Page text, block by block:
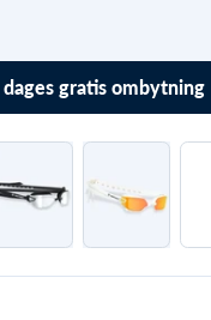
gratis ombytning
365 dage til at ombytte /
Og det er
gennem vores
har du hele 30 dage.